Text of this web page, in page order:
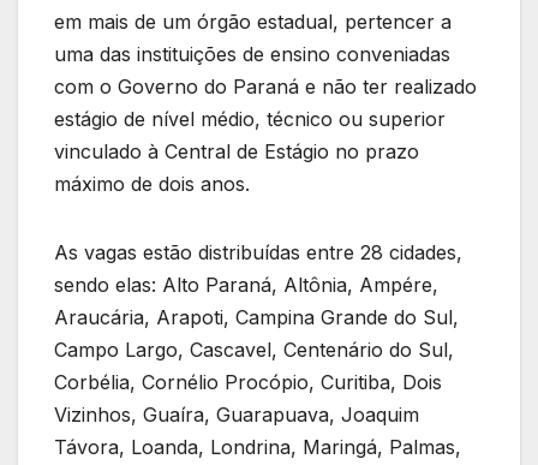
em mais de um órgão estadual, pertencer a
uma das instituições de ensino conveniadas
com o Governo do Paraná e não ter realizado
estágio de nível médio, técnico ou superior
vinculado à Central de Estágio no prazo
máximo de dois anos.
As vagas estão distribuídas entre 28 cidades,
sendo elas: Alto Paraná, Altônia, Ampére,
Araucária, Arapoti, Campina Grande do Sul,
Campo Largo, Cascavel, Centenário do Sul,
Corbélia, Cornélio Procópio, Curitiba, Dois
Vizinhos, Guaíra, Guarapuava, Joaquim
Távora, Loanda, Londrina, Maringá, Palmas,